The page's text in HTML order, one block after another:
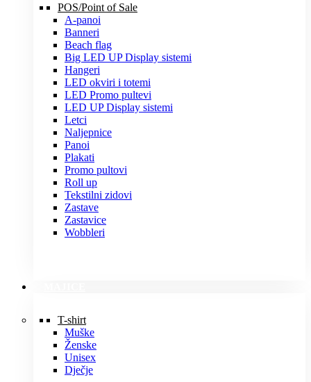
POS/Point of Sale
A-panoi
Banneri
Beach flag
Big LED UP Display sistemi
Hangeri
LED okviri i totemi
LED Promo pultevi
LED UP Display sistemi
Letci
Naljepnice
Panoi
Plakati
Promo pultovi
Roll up
Tekstilni zidovi
Zastave
Zastavice
Wobbleri
T-shirt
Muške
Ženske
Unisex
Dječje